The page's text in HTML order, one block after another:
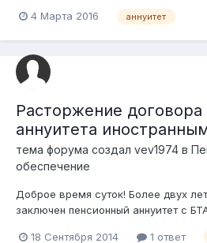
премии, если страховая выплата,
компанию по общему страх...
4 Марта 2016 аннуитет
Расторжение договора
аннуитета
тема форума создал vev1974 в
обеспечение
Доброе время суток! Более двух
заключен пенсионный аннуитет с
18 Сентября 2014 1 ответ